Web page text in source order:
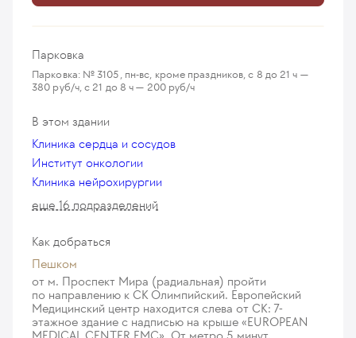
Парковка
Парковка: № 3105, пн-вс, кроме праздников, с 8 до 21 ч —
380 руб/ч, с 21 до 8 ч — 200 руб/ч
В этом здании
Клиника сердца и сосудов
Институт онкологии
Клиника нейрохирургии
еще 16 подразделений
Как добраться
Пешком
от м. Проспект Мира (радиальная) пройти
по направлению к СК Олимпийский. Европейский
Медицинский центр находится слева от СК: 7-
этажное здание с надписью на крыше «EUROPEAN